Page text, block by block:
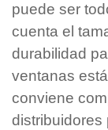
puede ser
cuenta el
durabilidad
ventanas
conviene
distribuidores